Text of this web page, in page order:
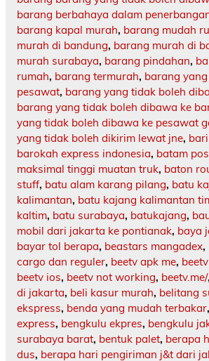
barang berbahaya dalam
barang kapal murah, barang mudah
murah di bandung, barang murah di
murah surabaya, barang pindahan,
rumah, barang termurah, barang
pesawat, barang yang tidak boleh
barang yang tidak boleh dibawa ke
yang tidak boleh dibawa ke pesawat
yang tidak boleh dikirim lewat jne,
barokah express indonesia, batam
maksimal tinggi muatan truk, baton
stuff, batu alam karang pilang, batu
kalimantan, batu kajang kalimantan
kaltim, batu surabaya, batukajang,
mobil dari jakarta ke pontianak, baya
bayar tol berapa, beastars mangadex,
cargo dan reguler, beetv apk me,
beetv ios, beetv not working, beetv.me/,
di jakarta, beli kasur murah, belitang
ekspress, benda yang mudah terbakar,
express, bengkulu ekpres, bengkulu
surabaya barat, bentuk palet, berapa
dus, berapa hari pengiriman j&t dari